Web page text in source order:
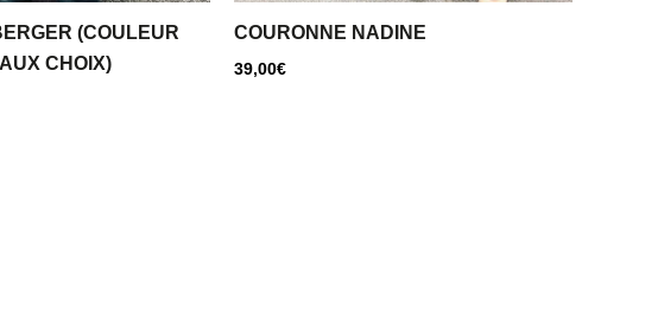
(COULEUR
CHOIX)
COURONNE NADINE
39,00€